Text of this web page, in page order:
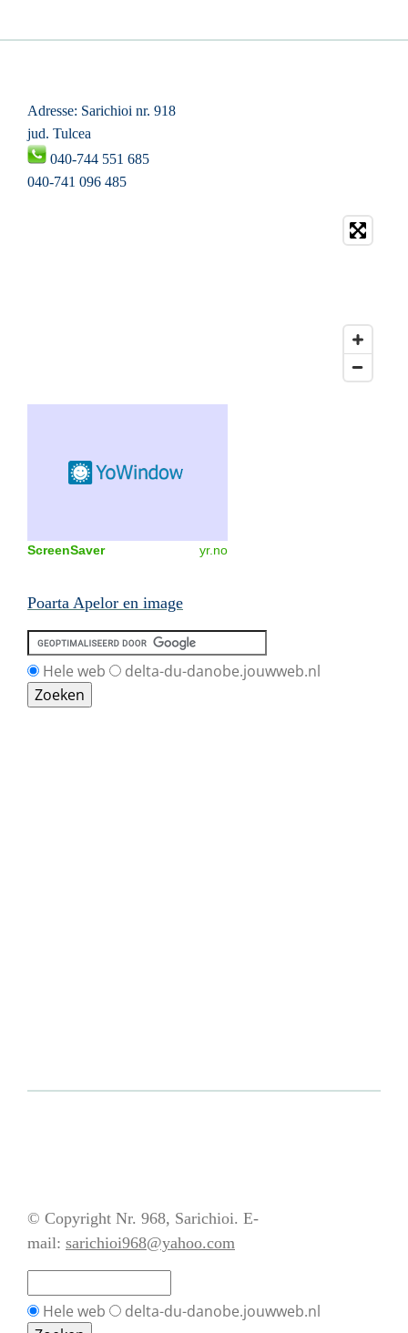
Adresse: Sarichioi nr. 918
jud. Tulcea
040-744 551 685
040-741 096 485
ScreenSaver yr.no
Poarta Apelor en image
Hele web delta-du-danobe.jouwweb.nl
© Copyright Nr. 968, Sarichioi. E-
mail: sarichioi968@yahoo.com
Hele web delta-du-danobe.jouwweb.nl